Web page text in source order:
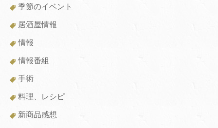
季節のイベント
居酒屋情報
情報
情報番組
手術
料理、レシピ
新商品感想